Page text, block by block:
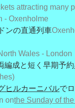
attracting many
- Oxenholme
ンの直通列車
Wales - London
成と短く早期予
ヒルカーニバルで
onthe Sunday of